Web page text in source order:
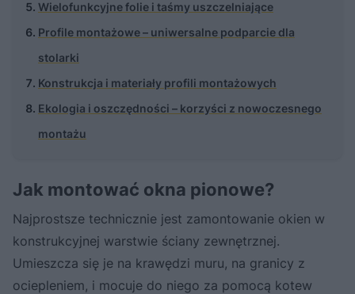
Wielofunkcyjne folie i taśmy uszczelniające
Profile montażowe – uniwersalne podparcie dla
stolarki
Konstrukcja i materiały profili montażowych
Ekologia i oszczędności – korzyści z nowoczesnego
montażu
Jak montować okna pionowe?
Najprostsze technicznie jest zamontowanie okien w
konstrukcyjnej warstwie ściany zewnętrznej.
Umieszcza się je na krawędzi muru, na granicy z
ociepleniem, i mocuje do niego za pomocą kotew